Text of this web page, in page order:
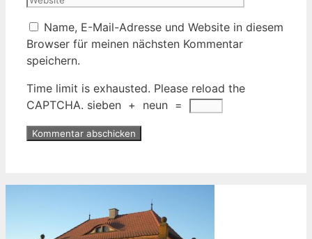
Name, E-Mail-Adresse und Website in diesem
Browser für meinen nächsten Kommentar
speichern.
Time limit is exhausted. Please reload the
CAPTCHA. sieben + neun =